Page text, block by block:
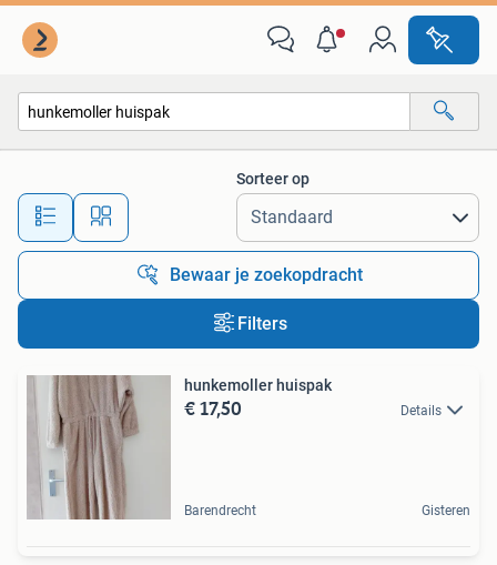
Alle afstanden…
Sorteer op
Bewaar je zoekopdracht
Filters
hunkemoller huispak
€ 17,50 Details
Barendrecht Gisteren